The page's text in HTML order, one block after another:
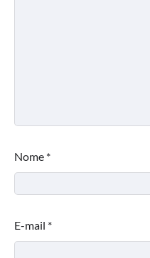
Nome *
E-mail *